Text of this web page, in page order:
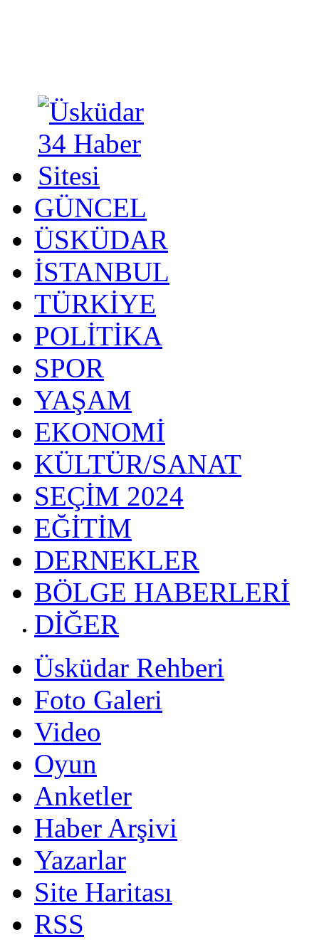
GÜNCEL
ÜSKÜDAR
İSTANBUL
TÜRKİYE
POLİTİKA
SPOR
YAŞAM
EKONOMİ
KÜLTÜR/SANAT
SEÇİM 2024
EĞİTİM
DERNEKLER
BÖLGE HABERLERİ
DİĞER
Üsküdar Rehberi
Foto Galeri
Video
Oyun
Anketler
Haber Arşivi
Yazarlar
Site Haritası
RSS